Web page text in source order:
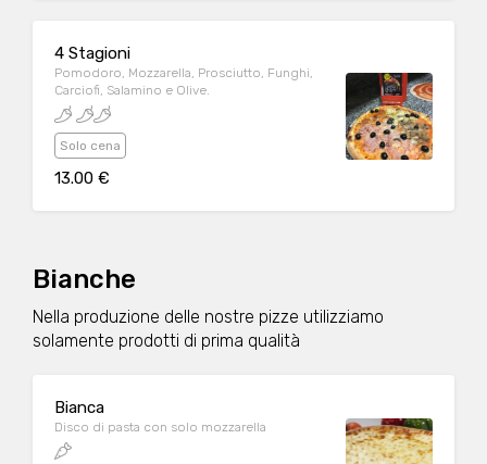
4 Stagioni
Pomodoro, Mozzarella, Prosciutto, Funghi,
Carciofi, Salamino e Olive.
Solo cena
13.00 €
Bianche
Nella produzione delle nostre pizze utilizziamo
solamente prodotti di prima qualità
Bianca
Disco di pasta con solo mozzarella